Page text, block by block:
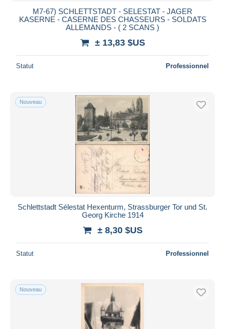
M7-67) SCHLETTSTADT - SELESTAT - JAGER
KASERNE - CASERNE DES CHASSEURS - SOLDATS
ALLEMANDS - ( 2 SCANS )
± 13,83 $US
Statut Professionnel
Nouveau
Schlettstadt Sélestat Hexenturm, Strassburger Tor und St.
Georg Kirche 1914
± 8,30 $US
Statut Professionnel
Nouveau